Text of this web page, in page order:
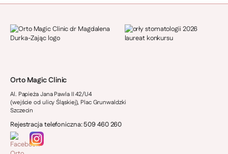
Orto Magic Clinic
Al. Papieża Jana Pawla II 42/U4
(wejście od ulicy Śląskiej), Plac Grunwaldzki
Szczecin
Rejestracja telefoniczna: 509 460 260